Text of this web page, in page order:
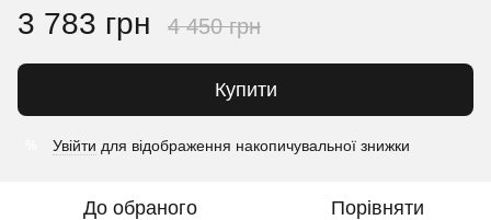
3 783 грн 4 450 грн
Купити
Увійти для відображення накопичувальної знижки
До обраного Порівняти